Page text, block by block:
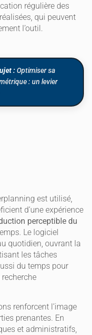
régulière des
qui peuvent
l’outil.
:Optimiser sa
: un levier
est utilisé,
d’une expérience
perceptible du
Le logiciel
quotidien, ouvrant la
les tâches
du temps pour
renforcent l’image
prenantes. En
et administratifs,